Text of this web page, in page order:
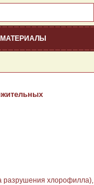
разрушения хлорофилла),